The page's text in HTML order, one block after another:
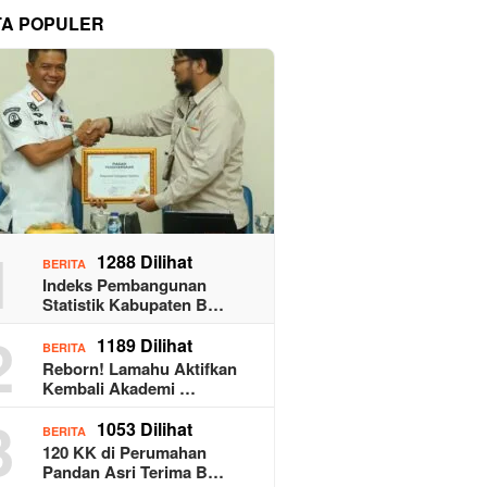
POPULER
BERITA 1288 Dilihat
Indeks Pembangunan
Statistik Kabupaten B…
BERITA 1189 Dilihat
Reborn! Lamahu Aktifkan
Kembali Akademi …
BERITA 1053 Dilihat
120 KK di Perumahan
Pandan Asri Terima B…